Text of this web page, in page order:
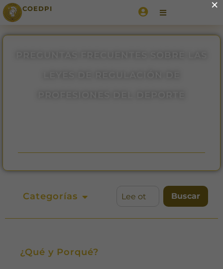
COEDPI
Categorías Buscar
¿Qué y Porqué?
×